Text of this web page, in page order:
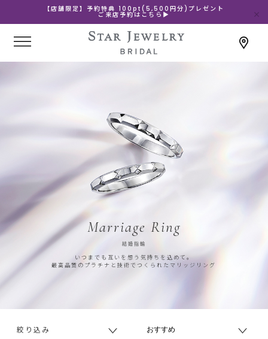
【店舗限定】予約特典 100pt(5,500円分)プレゼント
ご来店予約はこちら▶
Marriage Ring
結婚指輪
いつまでも互いを想う気持ちを込めて。
最高品質のプラチナと技術でつくられたマリッジリング
絞り込み